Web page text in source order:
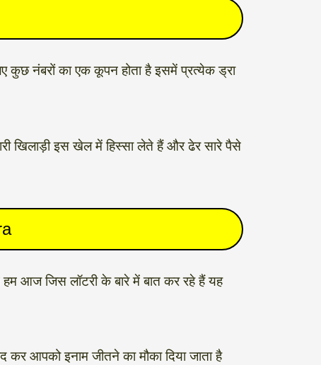
कुछ नंबरों का एक कूपन होता है इसमें प्रत्येक ड्रा
खिलाड़ी इस खेल में हिस्सा लेते हैं और ढेर सारे पैसे
हम आज जिस लॉटरी के बारे में बात कर रहे हैं यह
कर आपको इनाम जीतने का मौका दिया जाता है